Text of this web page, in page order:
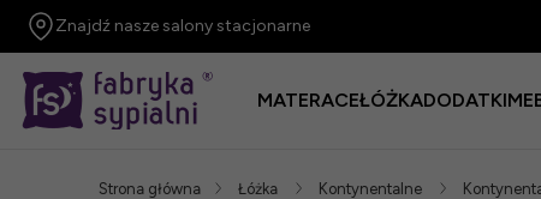
Znajdź nasze salony stacjonarne
MATERACEŁÓŻKADODATKI
Strona główna Łóżka Kontynentalne